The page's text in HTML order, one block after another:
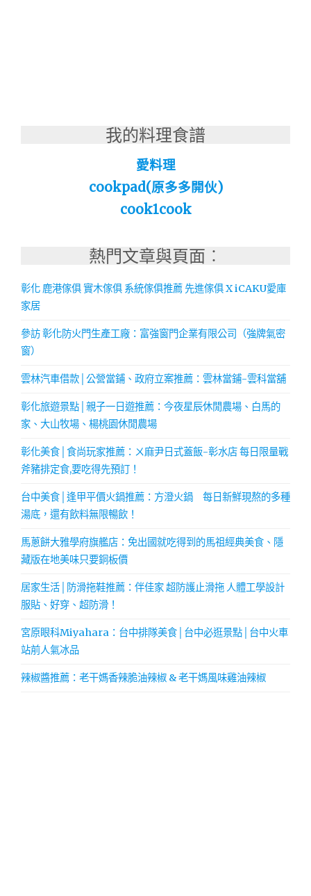
我的料理食譜
愛料理
cookpad(原多多開伙)
cook1cook
熱門文章與頁面︰
彰化 鹿港傢俱 實木傢俱 系統傢俱推薦 先進傢俱 X iCAKU愛庫
家居
參訪 彰化防火門生產工廠：富強窗門企業有限公司（強牌氣密
窗）
雲林汽車借款│公營當鋪、政府立案推薦：雲林當鋪-雲科當舖
彰化旅遊景點│親子一日遊推薦：今夜星辰休閒農場、白馬的
家、大山牧場、楊桃園休閒農場
彰化美食│食尚玩家推薦：ㄨ麻尹日式蓋飯-彰水店 每日限量戰
斧豬排定食,要吃得先預訂！
台中美食│逢甲平價火鍋推薦：方澄火鍋 每日新鮮現熬的多種
湯底，還有飲料無限暢飲！
馬蔥餅大雅學府旗艦店：免出國就吃得到的馬祖經典美食、隱
藏版在地美味只要銅板價
居家生活│防滑拖鞋推薦：伴佳家 超防護止滑拖 人體工學設計
服貼、好穿、超防滑！
宮原眼科Miyahara：台中排隊美食│台中必逛景點│台中火車
站前人氣冰品
辣椒醬推薦：老干媽香辣脆油辣椒 & 老干媽風味雞油辣椒